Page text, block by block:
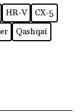
HR-V
CX-5
Qashqai